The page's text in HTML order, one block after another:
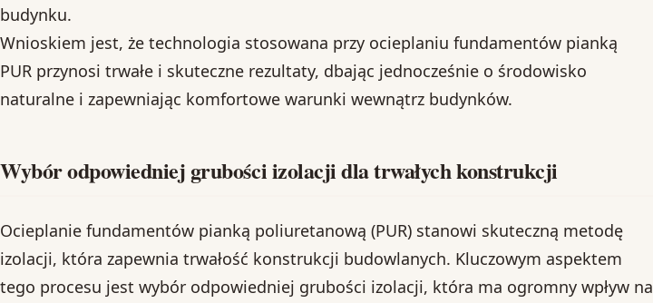
budynku.
Wnioskiem jest, że technologia stosowana przy ocieplaniu fundamentów pianką
PUR przynosi trwałe i skuteczne rezultaty, dbając jednocześnie o środowisko
naturalne i zapewniając komfortowe warunki wewnątrz budynków.
Wybór odpowiedniej grubości izolacji dla trwałych konstrukcji
Ocieplanie fundamentów pianką poliuretanową (PUR) stanowi skuteczną metodę
izolacji, która zapewnia trwałość konstrukcji budowlanych. Kluczowym aspektem
tego procesu jest wybór odpowiedniej grubości izolacji, która ma ogromny wpływ na